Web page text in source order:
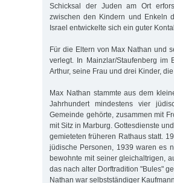
Schicksal der Juden am Ort
zwischen den Kindern und Enkeln
Israel entwickelte sich ein guter
Für die Eltern von Max Nathan und
verlegt. In Mainzlar/Staufenberg im
Arthur, seine Frau und drei Kinder,
Max Nathan stammte aus dem
Jahrhundert mindestens vier
Gemeinde gehörte, zusammen mit
mit Sitz in Marburg. Gottesdienste
gemieteten früheren Rathaus statt.
jüdische Personen, 1939 waren es
bewohnte mit seiner gleichaltrigen,
das nach alter Dorftradition "Bules"
Nathan war selbstständiger